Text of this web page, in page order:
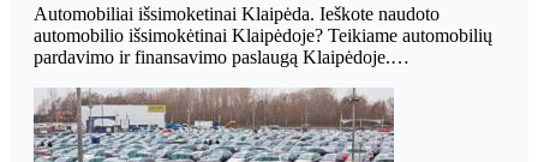
Automobiliai išsimoketinai Klaipėda. Ieškote naudoto
automobilio išsimokėtinai Klaipėdoje? Teikiame automobilių
pardavimo ir finansavimo paslaugą Klaipėdoje.…